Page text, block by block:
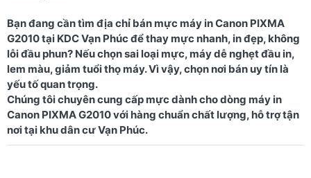
Bạn đang cần tìm địa chỉ bán mực máy in Canon PIXMA
G2010 tại KDC Vạn Phúc để thay mực nhanh, in đẹp, không
lỗi đầu phun? Nếu chọn sai loại mực, máy dễ nghẹt đầu in,
lem màu, giảm tuổi thọ máy. Vì vậy, chọn nơi bán uy tín là
yếu tố quan trọng.
Chúng tôi chuyên cung cấp mực dành cho dòng máy in
Canon PIXMA G2010 với hàng chuẩn chất lượng, hỗ trợ tận